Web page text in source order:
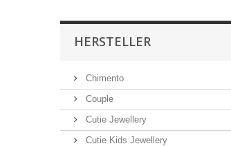
HERSTELLER
Chimento
Couple
Cutie Jewellery
Cutie Kids Jewellery